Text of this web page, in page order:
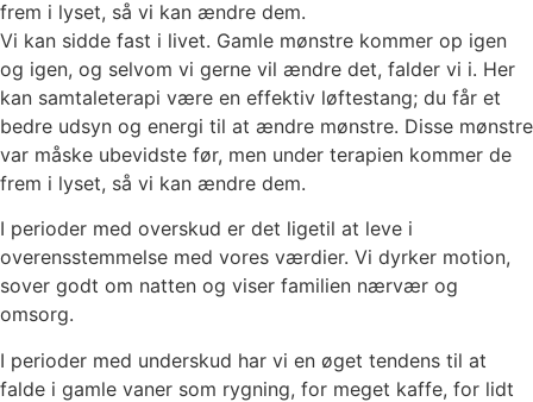
frem i lyset, så vi kan ændre dem.
Vi kan sidde fast i livet. Gamle mønstre kommer op igen
og igen, og selvom vi gerne vil ændre det, falder vi i. Her
kan samtaleterapi være en effektiv løftestang; du får et
bedre udsyn og energi til at ændre mønstre. Disse mønstre
var måske ubevidste før, men under terapien kommer de
frem i lyset, så vi kan ændre dem.
I perioder med overskud er det ligetil at leve i
overensstemmelse med vores værdier. Vi dyrker motion,
sover godt om natten og viser familien nærvær og
omsorg.
I perioder med underskud har vi en øget tendens til at
falde i gamle vaner som rygning, for meget kaffe, for lidt